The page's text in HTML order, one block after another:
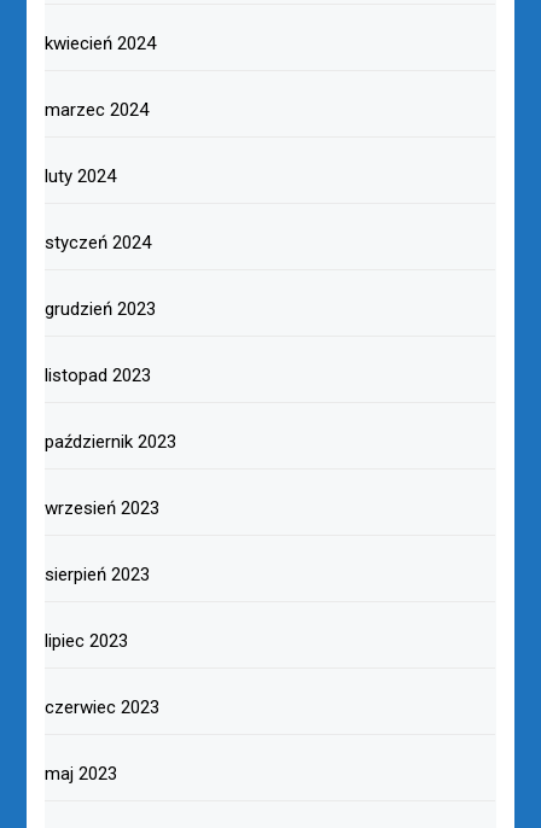
kwiecień 2024
marzec 2024
luty 2024
styczeń 2024
grudzień 2023
listopad 2023
październik 2023
wrzesień 2023
sierpień 2023
lipiec 2023
czerwiec 2023
maj 2023